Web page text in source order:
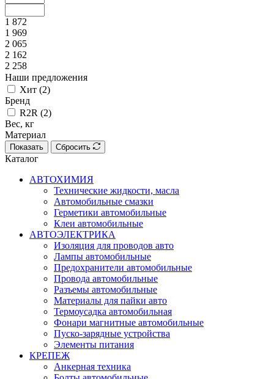
1 872
1 969
2 065
2 162
2 258
Наши предложения
Хит (2)
Бренд
R2R (2)
Вес, кг
Материал
Показать Сбросить
Каталог
АВТОХИМИЯ
Технические жидкости, масла
Автомобильные смазки
Герметики автомобильные
Клеи автомобильные
АВТОЭЛЕКТРИКА
Изоляция для проводов авто
Лампы автомобильные
Предохранители автомобильные
Провода автомобильные
Разъемы автомобильные
Материалы для пайки авто
Термоусадка автомобильная
Фонари магнитные автомобильные
Пуско-зарядные устройства
Элементы питания
КРЕПЕЖ
Анкерная техника